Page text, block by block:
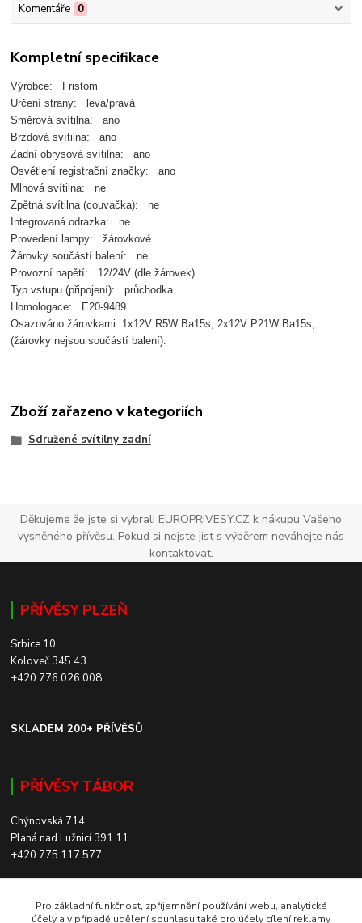
Komentáře 0
Kompletní specifikace
Výrobce: Fristom
Určení strany: levá/pravá
Směrová svítilna: ano
Brzdová svítilna: ano
Zadní obrysová svítilna: ano
Osvětlení registrační značky: ano
Mlhová svítilna: ne
Zpětná svítilna (couvačka): ne
Integrovaná odrazka: ne
Provedení lampy: žárovkové
Žárovky součástí balení: ne
Provozní napětí: 12/24V (dle žárovek)
Typ vstupu (připojení): průchodka
Homologace: E20-9489
Osazováno žárovkami: 1x12V R5W Ba15s, 2x12V P21W Ba15s,
(žárovky nejsou součástí balení).
Zboží zařazeno v kategoriích
Sdružené svítilny zadní
Děkujeme že jste si vybrali EUROPRIVESY.CZ k nákupu Vašeho
vysněného přívěsu. Pokud si nejste jist s výběrem neváhejte nás
kontaktovat.
PŘÍVĚSY PLZEŇ
Srbice 10
Koloveč 345 43
+420 776 026 008
SKLADEM 200+ PŘÍVĚSŮ
PŘÍVĚSY TÁBOR
Chýnovská 714
Planá nad Lužnicí 391 11
+420 775 117 577
Pro základní funkčnost, zpříjemnění používání webu, analytické
účely a v případě udělení souhlasu také pro účely cílení reklamy